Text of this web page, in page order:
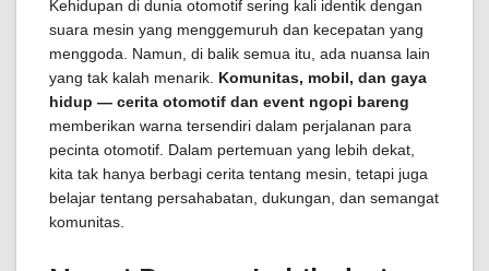
Kehidupan di dunia otomotif sering kali identik dengan
suara mesin yang menggemuruh dan kecepatan yang
menggoda. Namun, di balik semua itu, ada nuansa lain
yang tak kalah menarik. Komunitas, mobil, dan gaya
hidup — cerita otomotif dan event ngopi bareng
memberikan warna tersendiri dalam perjalanan para
pecinta otomotif. Dalam pertemuan yang lebih dekat,
kita tak hanya berbagi cerita tentang mesin, tetapi juga
belajar tentang persahabatan, dukungan, dan semangat
komunitas.